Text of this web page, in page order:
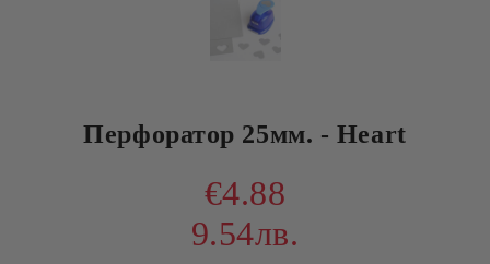
Перфоратор 25мм. - Heart
€4.88
9.54лв.